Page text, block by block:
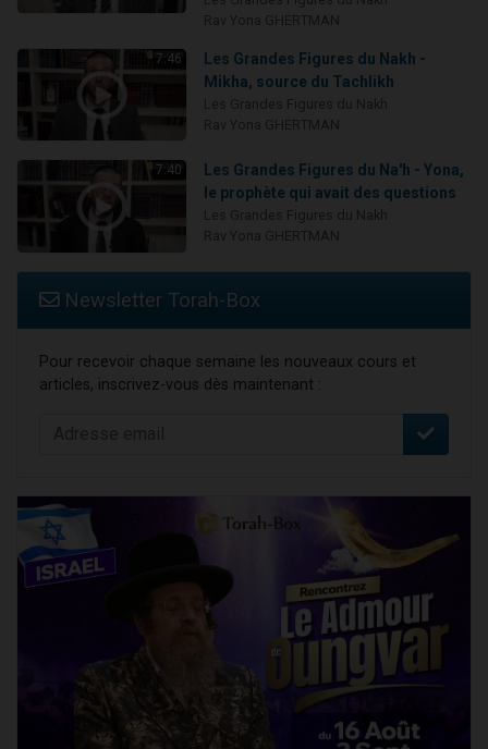
7:46
Les Grandes Figures du Nakh -
Mikha, source du Tachlikh
7:40
Les Grandes Figures du Na'h - Yona,
le prophète qui avait des questions
Newsletter Torah-Box
Pour recevoir chaque semaine les nouveaux cours et
articles, inscrivez-vous dès maintenant :